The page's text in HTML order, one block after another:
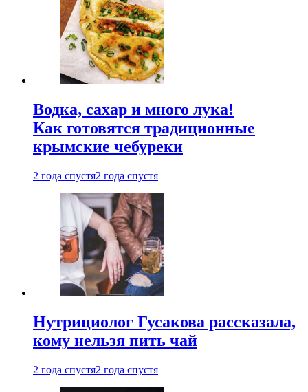
Водка, сахар и много лука!
Как готовятся традиционные
крымские чебуреки
2 года спустя2 года спустя
Нутрициолог Гусакова рассказала,
кому нельзя пить чай
2 года спустя2 года спустя